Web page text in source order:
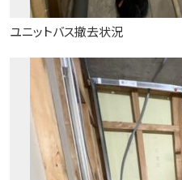
ユニットバス撤去状況